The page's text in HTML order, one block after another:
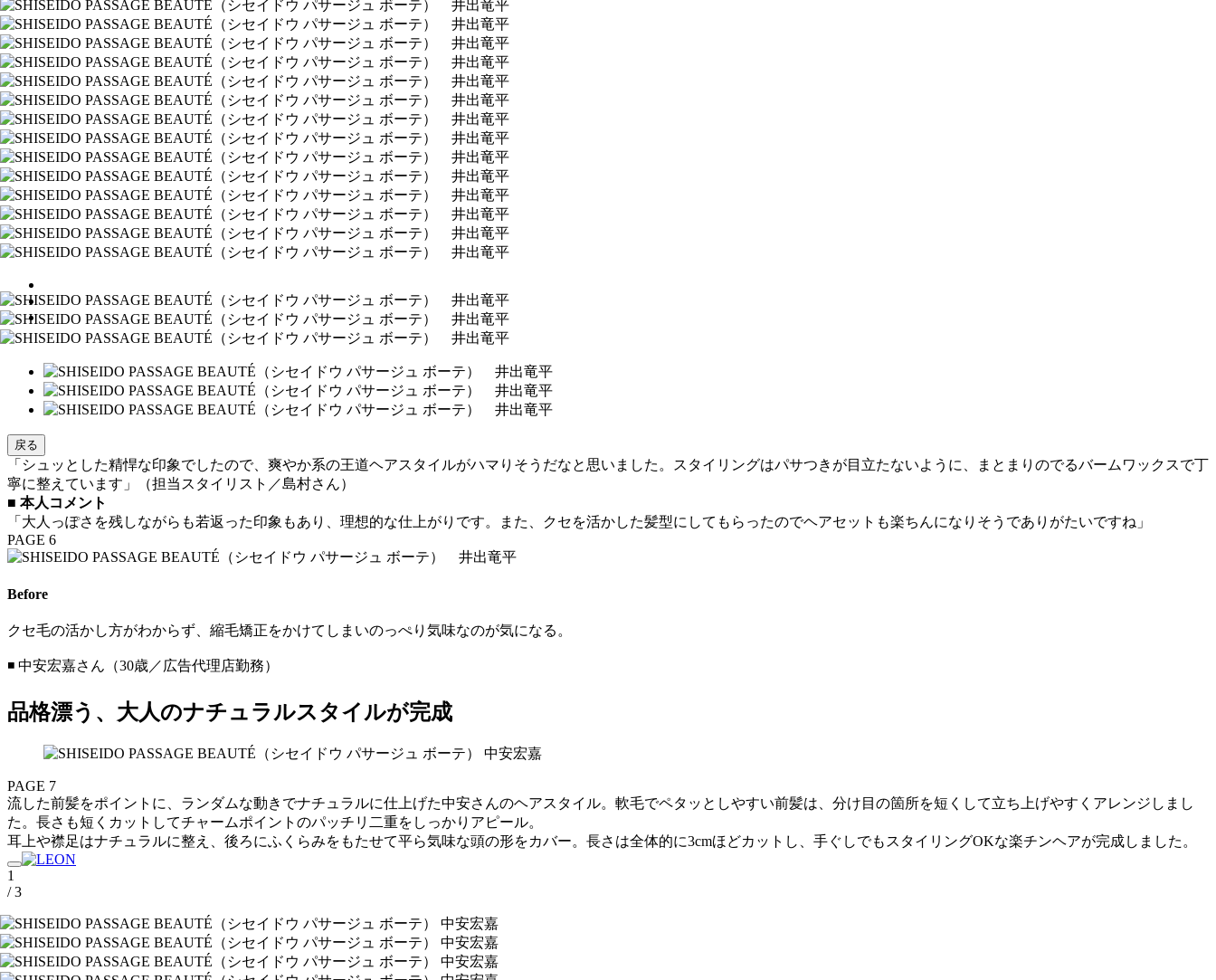
戻る
「シュッとした精悍な印象でしたので、爽やか系の王道ヘアスタイルがハマりそうだなと思いました。スタイリングはパサつきが目立たないように、まとまりのでるバームワックスで丁
寧に整えています」（担当スタイリスト／島村さん）
■ 本人コメント
「大人っぽさを残しながらも若返った印象もあり、理想的な仕上がりです。また、クセを活かした髪型にしてもらったのでヘアセットも楽ちんになりそうでありがたいですね」
PAGE 6
Before
クセ毛の活かし方がわからず、縮毛矯正をかけてしまいのっぺり気味なのが気になる。
◾️ 中安宏嘉さん（30歳／広告代理店勤務）
品格漂う、大人のナチュラルスタイルが完成
PAGE 7
流した前髪をポイントに、ランダムな動きでナチュラルに仕上げた中安さんのヘアスタイル。軟毛でペタッとしやすい前髪は、分け目の箇所を短くして立ち上げやすくアレンジしまし
た。長さも短くカットしてチャームポイントのパッチリ二重をしっかりアピール。
耳上や襟足はナチュラルに整え、後ろにふくらみをもたせて平ら気味な頭の形をカバー。長さは全体的に3cmほどカットし、手ぐしでもスタイリングOKな楽チンヘアが完成しました。
1
/ 3